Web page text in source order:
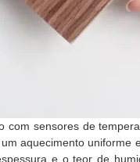
sensores de
aquecimento uniforme
e o teor de